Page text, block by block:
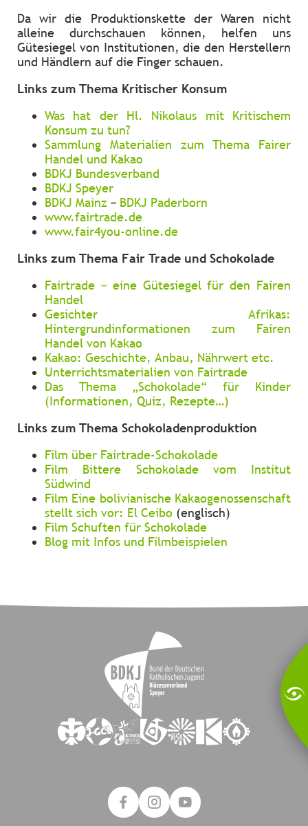
Da wir die Produktionskette der Waren nicht
alleine durchschauen können, helfen uns
Gütesiegel von Institutionen, die den Herstellern
und Händlern auf die Finger schauen.
Links zum Thema Kritischer Konsum
Was hat der Hl. Nikolaus mit Kritischem
Konsum zu tun?
Sammlung Materialien zum Thema Fairer
Handel und Kakao
BDKJ Bundesverband
BDKJ Speyer
BDKJ Mainz – BDKJ Paderborn
www.fairtrade.de
www.fair4you-online.de
Links zum Thema Fair Trade und Schokolade
Fairtrade – eine Gütesiegel für den Fairen
Handel
Gesichter Afrikas:
Hintergrundinformationen zum Fairen
Handel von Kakao
Kakao: Geschichte, Anbau, Nährwert etc.
Unterrichtsmaterialien von Fairtrade
Das Thema „Schokolade“ für Kinder
(Informationen, Quiz, Rezepte…)
Links zum Thema Schokoladenproduktion
Film über Fairtrade-Schokolade
Film Bittere Schokolade vom Institut
Südwind
Film Eine bolivianische Kakaogenossenschaft
stellt sich vor: El Ceibo (englisch)
Film Schuften für Schokolade
Blog mit Infos und Filmbeispielen